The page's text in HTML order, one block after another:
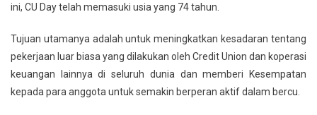
ini, CU Day telah memasuki usia yang 74 tahun.
Tujuan utamanya adalah untuk meningkatkan kesadaran tentang
pekerjaan luar biasa yang dilakukan oleh Credit Union dan koperasi
keuangan lainnya di seluruh dunia dan memberi Kesempatan
kepada para anggota untuk semakin berperan aktif dalam bercu.